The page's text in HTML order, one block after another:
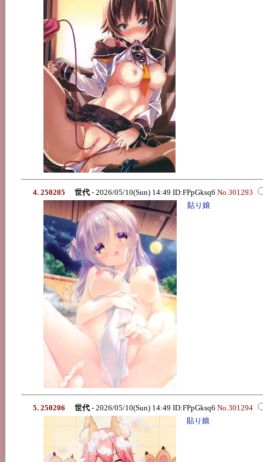
4. 250205 世代 - 2026/05/10(Sun) 14:49 ID:FPpGksq6 No.301293
貼り娘
5. 250206 世代 - 2026/05/10(Sun) 14:49 ID:FPpGksq6 No.301294
貼り娘